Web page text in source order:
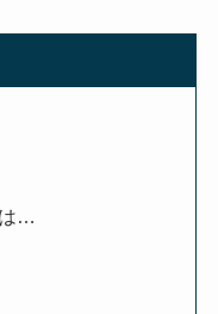
…